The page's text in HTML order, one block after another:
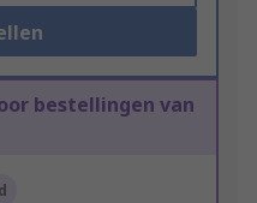
bestellingen van